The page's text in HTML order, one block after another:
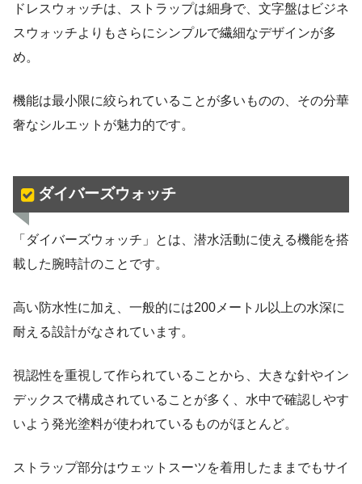
ドレスウォッチは、ストラップは細身で、文字盤はビジネ
スウォッチよりもさらにシンプルで繊細なデザインが多
め。
機能は最小限に絞られていることが多いものの、その分華
奢なシルエットが魅力的です。
ダイバーズウォッチ
「ダイバーズウォッチ」とは、潜水活動に使える機能を搭
載した腕時計のことです。
高い防水性に加え、一般的には200メートル以上の水深に
耐える設計がなされています。
視認性を重視して作られていることから、大きな針やイン
デックスで構成されていることが多く、水中で確認しやす
いよう発光塗料が使われているものがほとんど。
ストラップ部分はウェットスーツを着用したままでもサイ